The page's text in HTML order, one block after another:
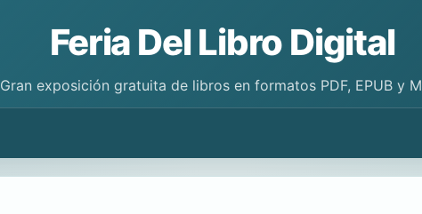
Feria Del Libro Digital
Gran exposición gratuita de libros en formatos PDF, EPUB y